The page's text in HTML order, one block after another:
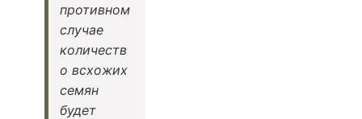
противном
случае
количеств
о всхожих
семян
будет